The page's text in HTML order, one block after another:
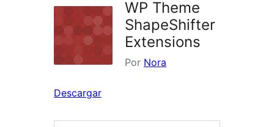
WP Theme
ShapeShifter
Extensions
Por Nora
Descargar